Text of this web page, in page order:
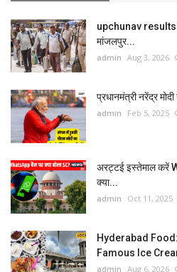
upchunav results
मांजलपुर...
admin Aug 3, 2026
प्रधानमंत्री नरेंद्र
admin Feb 5, 2025
अरट्टई इस्तेमाल करें
क्या...
admin Oct 11, 2025
Hyderabad Food:
Famous Ice
admin Aug 6, 2026